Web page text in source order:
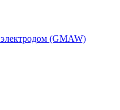
(GMAW)